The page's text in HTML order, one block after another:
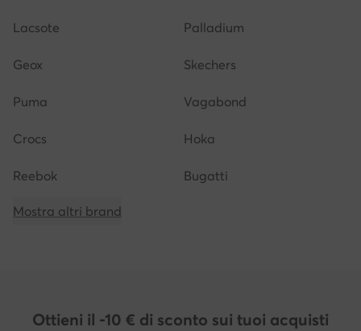
Lacsote Palladium
Geox Skechers
Puma Vagabond
Crocs Hoka
Reebok Bugatti
Mostra altri brand
Ottieni il -10 € di sconto sui tuoi acquisti